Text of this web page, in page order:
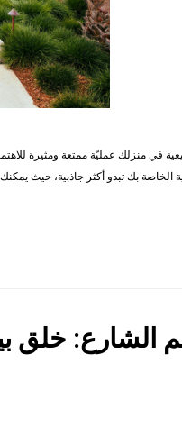
في منزلك عمليّة ممتعة ومثيرة
الخاصة بك تبدو أكثر جاذبية، حيث
الشارع: خلق